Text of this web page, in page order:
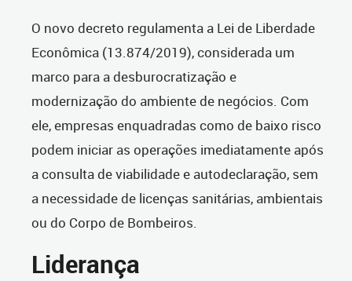
O novo decreto regulamenta a Lei de Liberdade
Econômica (13.874/2019), considerada um
marco para a desburocratização e
modernização do ambiente de negócios. Com
ele, empresas enquadradas como de baixo risco
podem iniciar as operações imediatamente após
a consulta de viabilidade e autodeclaração, sem
a necessidade de licenças sanitárias, ambientais
ou do Corpo de Bombeiros.
Liderança